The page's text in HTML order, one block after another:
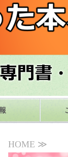
HOME ≫